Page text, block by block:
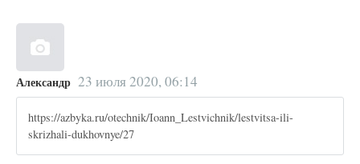
Александр 23 июля 2020, 06:14
https://azbyka.ru/otechnik/Ioann_Lestvichnik/lestvitsa-ili-
skrizhali-dukhovnye/27